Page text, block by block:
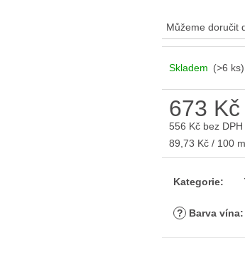
Můžeme doručit
Skladem (>6 ks)
673 Kč
556 Kč bez DPH
Měrná
cena:
89,73 Kč / 100
Kategorie:
? Barva vína: